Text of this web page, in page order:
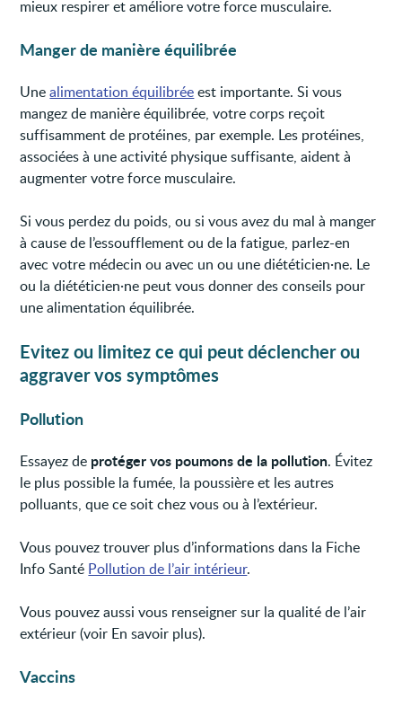
mieux respirer et améliore votre force musculaire.
Manger de manière équilibrée
Unealimentation équilibréeest importante. Si vous
mangez de manière équilibrée, votre corps reçoit
suffisamment de protéines, par exemple. Les protéines,
associées à une activité physique suffisante, aident à
augmenter votre force musculaire.
Si vous perdez du poids, ou si vous avez du mal à manger
à cause de l’essoufflement ou de la fatigue, parlez-en
avec votre médecin ou avec un ou une diététicien·ne. Le
ou la diététicien·ne peut vous donner des conseils pour
une alimentation équilibrée.
Evitez ou limitez ce qui peut déclencher ou
aggraver vos symptômes
Pollution
Essayez de protéger vos poumons de la pollution. Évitez
le plus possible la fumée, la poussière et les autres
polluants, que ce soit chez vous ou à l’extérieur.
Vous pouvez trouver plus d’informations dans la Fiche
Info Santé Pollution de l’air intérieur.
Vous pouvez aussi vous renseigner sur la qualité de l’air
extérieur (voir En savoir plus).
Vaccins